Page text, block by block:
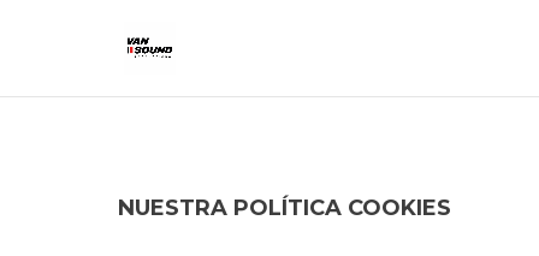
NUESTRA POLÍTICA COOKIES